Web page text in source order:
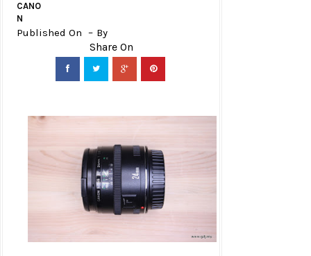
CANO
N
Published On By